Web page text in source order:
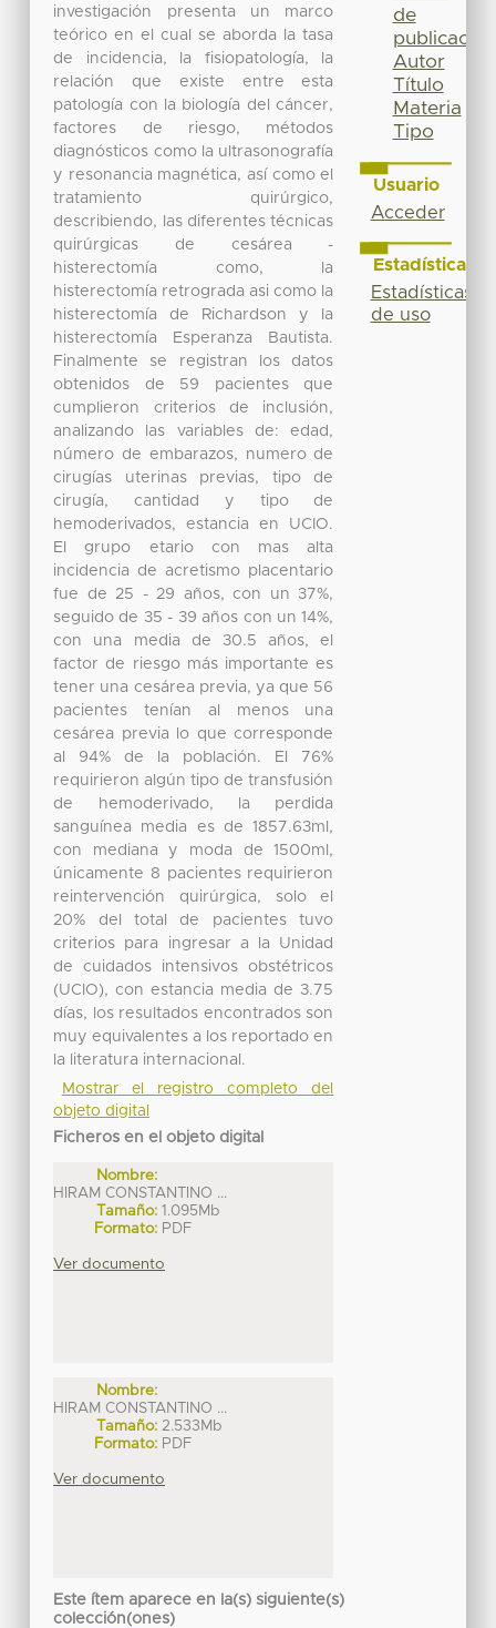
investigación presenta un marco
teórico en el cual se aborda la tasa
de incidencia, la fisiopatología, la
relación que existe entre esta
patología con la biología del cáncer,
factores de riesgo, métodos
diagnósticos como la ultrasonografía
y resonancia magnética, así como el
tratamiento quirúrgico,
describiendo, las diferentes técnicas
quirúrgicas de cesárea -
histerectomía como, la
histerectomía retrograda asi como la
histerectomía de Richardson y la
histerectomía Esperanza Bautista.
Finalmente se registran los datos
obtenidos de 59 pacientes que
cumplieron criterios de inclusión,
analizando las variables de: edad,
número de embarazos, numero de
cirugías uterinas previas, tipo de
cirugía, cantidad y tipo de
hemoderivados, estancia en UCIO.
El grupo etario con mas alta
incidencia de acretismo placentario
fue de 25 - 29 años, con un 37%,
seguido de 35 - 39 años con un 14%,
con una media de 30.5 años, el
factor de riesgo más importante es
tener una cesárea previa, ya que 56
pacientes tenían al menos una
cesárea previa lo que corresponde
al 94% de la población. El 76%
requirieron algún tipo de transfusión
de hemoderivado, la perdida
sanguínea media es de 1857.63ml,
con mediana y moda de 1500ml,
únicamente 8 pacientes requirieron
reintervención quirúrgica, solo el
20% del total de pacientes tuvo
criterios para ingresar a la Unidad
de cuidados intensivos obstétricos
(UCIO), con estancia media de 3.75
días, los resultados encontrados son
muy equivalentes a los reportado en
la literatura internacional.
Mostrar el registro completo del
objeto digital
Ficheros en el objeto digital
Nombre:
HIRAM CONSTANTINO ...
Tamaño: 1.095Mb
Formato: PDF
Ver documento
Nombre:
HIRAM CONSTANTINO ...
Tamaño: 2.533Mb
Formato: PDF
Ver documento
Este ítem aparece en la(s) siguiente(s)
colección(ones)
de
publicación
Autor
Título
Materia
Tipo
Usuario
Acceder
Estadísticas
Estadísticas
de uso